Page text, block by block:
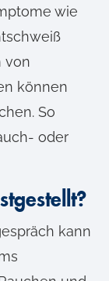
wie
von
können
So
oder
kann